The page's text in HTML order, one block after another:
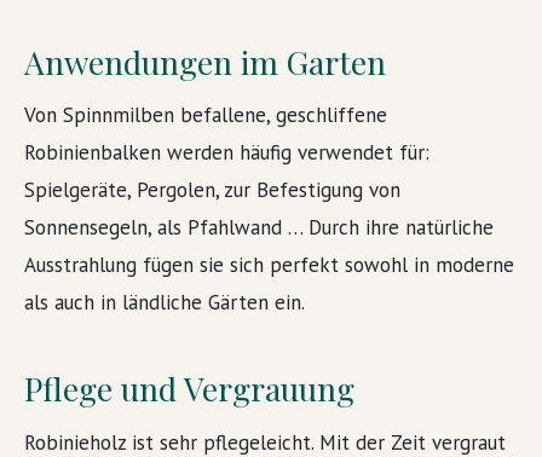
Anwendungen im Garten
Von Spinnmilben befallene, geschliffene
Robinienbalken werden häufig verwendet für:
Spielgeräte, Pergolen, zur Befestigung von
Sonnensegeln, als Pfahlwand … Durch ihre natürliche
Ausstrahlung fügen sie sich perfekt sowohl in moderne
als auch in ländliche Gärten ein.
Pflege und Vergrauung
Robinieholz ist sehr pflegeleicht. Mit der Zeit vergraut